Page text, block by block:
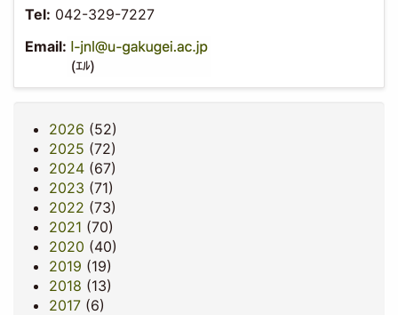
Tel: 042-329-7227
Email:
2026 (52)
2025 (72)
2024(67)
2023 (71)
2022 (73)
2021 (70)
2020 (40)
2019 (19)
2018 (13)
2017(6)